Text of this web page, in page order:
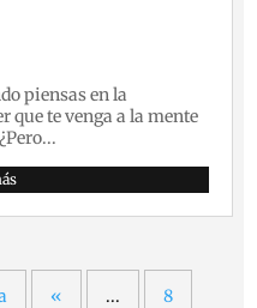
piensas en la
que te venga a la mente
« ... 8